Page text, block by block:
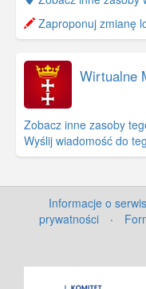
−
Zaproponuj zmianę
Wirtualne
Zobacz inne zasoby
Wyślij wiadomość do
Informacje o
prywatności
·